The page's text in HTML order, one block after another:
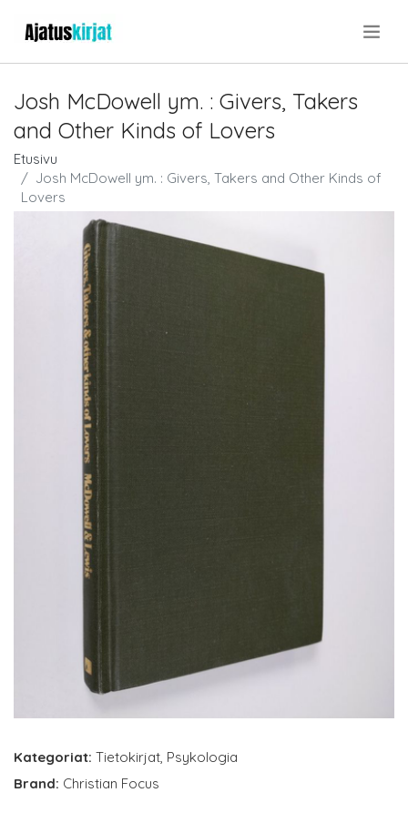
Josh McDowell ym. : Givers, Takers
and Other Kinds of Lovers
Etusivu
Josh McDowell ym. : Givers, Takers and Other Kinds of
Lovers
Kategoriat: Tietokirjat, Psykologia
Brand: Christian Focus